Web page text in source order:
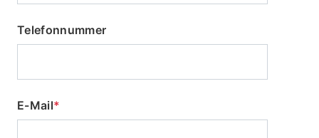
Telefonnummer
E-Mail*